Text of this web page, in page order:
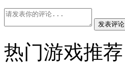
发表评论
热门游戏推荐